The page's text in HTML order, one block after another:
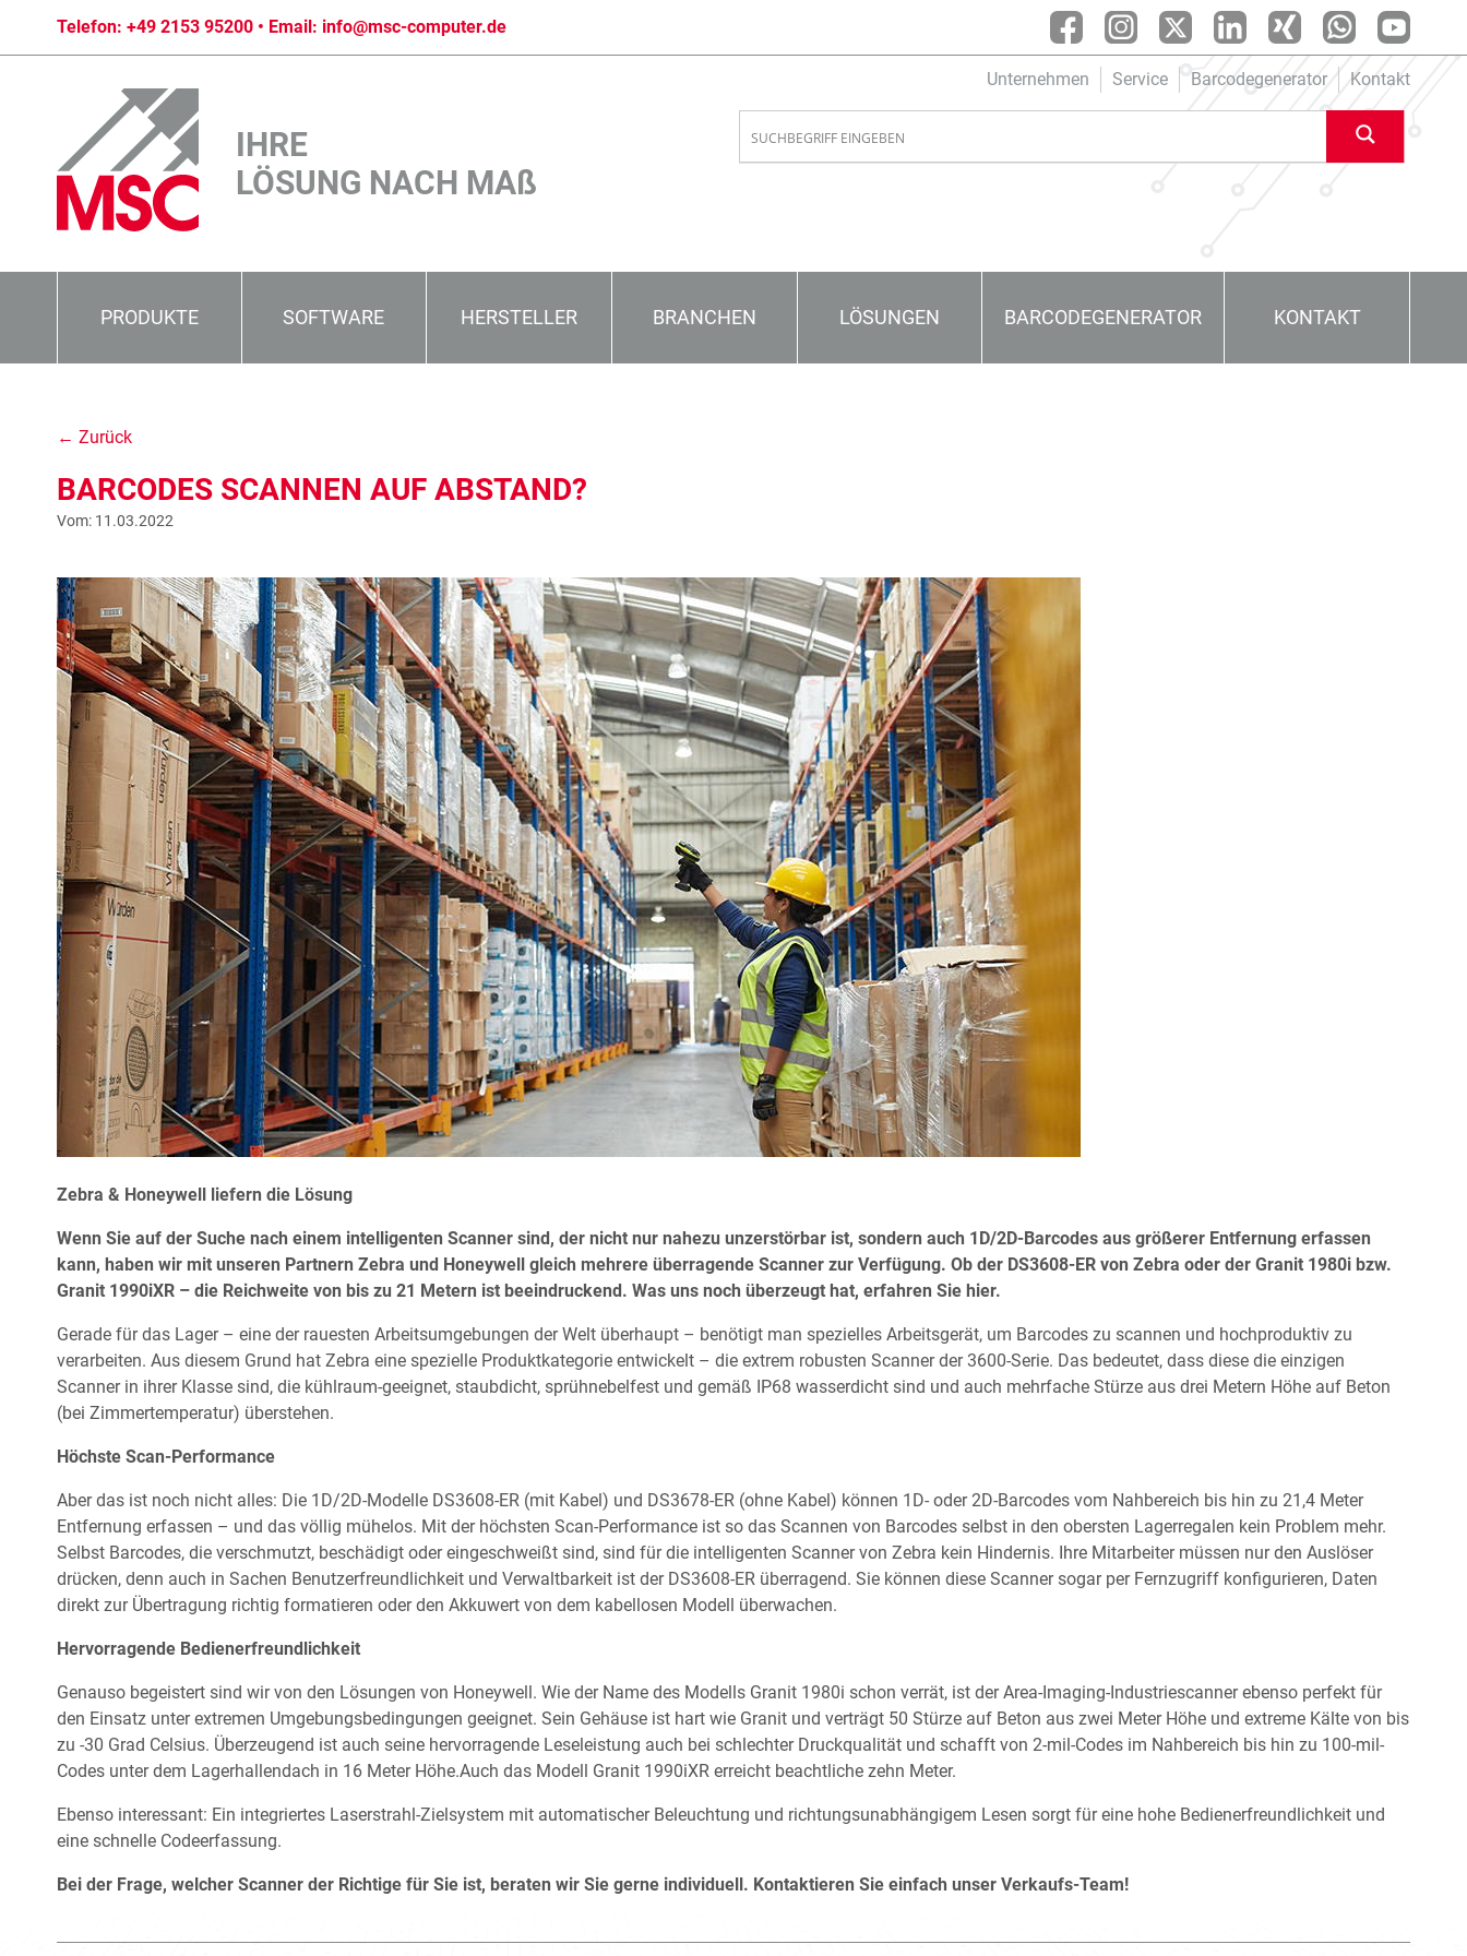
Telefon: +49 2153 95200 • Email: info@msc-computer.de
Unternehmen Service Barcodegenerator Kontakt
IHRE
LÖSUNG NACH MAß
PRODUKTE SOFTWARE HERSTELLER BRANCHEN LÖSUNGEN BARCODEGENERATOR KONTAKT
← Zurück
BARCODES SCANNEN AUF ABSTAND?
Vom: 11.03.2022
Zebra & Honeywell liefern die Lösung
Wenn Sie auf der Suche nach einem intelligenten Scanner sind, der nicht nur nahezu unzerstörbar ist, sondern auch 1D/2D-Barcodes aus größerer Entfernung erfassen
kann, haben wir mit unseren Partnern Zebra und Honeywell gleich mehrere überragende Scanner zur Verfügung. Ob der DS3608-ER von Zebra oder der Granit 1980i bzw.
Granit 1990iXR – die Reichweite von bis zu 21 Metern ist beeindruckend. Was uns noch überzeugt hat, erfahren Sie hier.
Gerade für das Lager – eine der rauesten Arbeitsumgebungen der Welt überhaupt – benötigt man spezielles Arbeitsgerät, um Barcodes zu scannen und hochproduktiv zu
verarbeiten. Aus diesem Grund hat Zebra eine spezielle Produktkategorie entwickelt – die extrem robusten Scanner der 3600-Serie. Das bedeutet, dass diese die einzigen
Scanner in ihrer Klasse sind, die kühlraum-geeignet, staubdicht, sprühnebelfest und gemäß IP68 wasserdicht sind und auch mehrfache Stürze aus drei Metern Höhe auf Beton
(bei Zimmertemperatur) überstehen.
Höchste Scan-Performance
Aber das ist noch nicht alles: Die 1D/2D-Modelle DS3608-ER (mit Kabel) und DS3678-ER (ohne Kabel) können 1D- oder 2D-Barcodes vom Nahbereich bis hin zu 21,4 Meter
Entfernung erfassen – und das völlig mühelos. Mit der höchsten Scan-Performance ist so das Scannen von Barcodes selbst in den obersten Lagerregalen kein Problem mehr.
Selbst Barcodes, die verschmutzt, beschädigt oder eingeschweißt sind, sind für die intelligenten Scanner von Zebra kein Hindernis. Ihre Mitarbeiter müssen nur den Auslöser
drücken, denn auch in Sachen Benutzerfreundlichkeit und Verwaltbarkeit ist der DS3608-ER überragend. Sie können diese Scanner sogar per Fernzugriff konfigurieren, Daten
direkt zur Übertragung richtig formatieren oder den Akkuwert von dem kabellosen Modell überwachen.
Hervorragende Bedienerfreundlichkeit
Genauso begeistert sind wir von den Lösungen von Honeywell. Wie der Name des Modells Granit 1980i schon verrät, ist der Area-Imaging-Industriescanner ebenso perfekt für
den Einsatz unter extremen Umgebungsbedingungen geeignet. Sein Gehäuse ist hart wie Granit und verträgt 50 Stürze auf Beton aus zwei Meter Höhe und extreme Kälte von bis
zu -30 Grad Celsius. Überzeugend ist auch seine hervorragende Leseleistung auch bei schlechter Druckqualität und schafft von 2-mil-Codes im Nahbereich bis hin zu 100-mil-
Codes unter dem Lagerhallendach in 16 Meter Höhe.Auch das Modell Granit 1990iXR erreicht beachtliche zehn Meter.
Ebenso interessant: Ein integriertes Laserstrahl-Zielsystem mit automatischer Beleuchtung und richtungsunabhängigem Lesen sorgt für eine hohe Bedienerfreundlichkeit und
eine schnelle Codeerfassung.
Bei der Frage, welcher Scanner der Richtige für Sie ist, beraten wir Sie gerne individuell. Kontaktieren Sie einfach unser Verkaufs-Team!